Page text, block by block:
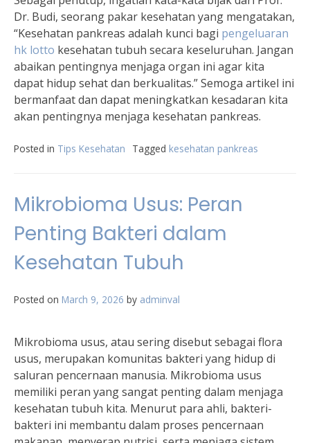
Dr. Budi, seorang pakar kesehatan yang mengatakan,
“Kesehatan pankreas adalah kunci bagi pengeluaran
hk lotto kesehatan tubuh secara keseluruhan. Jangan
abaikan pentingnya menjaga organ ini agar kita
dapat hidup sehat dan berkualitas.” Semoga artikel ini
bermanfaat dan dapat meningkatkan kesadaran kita
akan pentingnya menjaga kesehatan pankreas.
Posted in Tips Kesehatan Tagged kesehatan pankreas
Mikrobioma Usus: Peran
Penting Bakteri dalam
Kesehatan Tubuh
Posted on March 9, 2026 by adminval
Mikrobioma usus, atau sering disebut sebagai flora
usus, merupakan komunitas bakteri yang hidup di
saluran pencernaan manusia. Mikrobioma usus
memiliki peran yang sangat penting dalam menjaga
kesehatan tubuh kita. Menurut para ahli, bakteri-
bakteri ini membantu dalam proses pencernaan